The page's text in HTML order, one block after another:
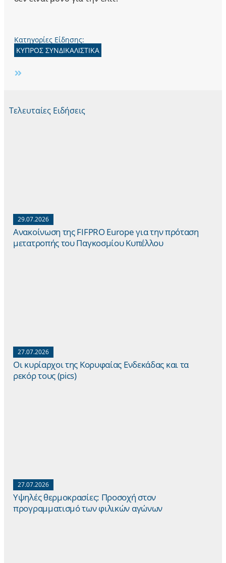
Κατηγορίες Είδησης:
ΚΥΠΡΟΣ ΣΥΝΔΙΚΑΛΙΣΤΙΚΑ
Τελευταίες Ειδήσεις
29.07.2026
Ανακοίνωση της FIFPRO Europe για την πρόταση
μετατροπής του Παγκοσμίου Κυπέλλου
27.07.2026
Οι κυρίαρχοι της Κορυφαίας Ενδεκάδας και τα
ρεκόρ τους (pics)
27.07.2026
Yψηλές θερμοκρασίες: Προσοχή στον
προγραμματισμό των φιλικών αγώνων